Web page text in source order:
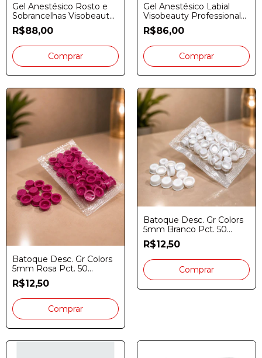
Gel Anestésico Rosto e
Sobrancelhas Visobeauty
Professional 15G
R$88,00
Gel Anestésico Labial
Visobeauty Professional
15gr
R$86,00
Batoque Desc. Gr Colors
5mm Rosa Pct. 50
Unidades
R$12,50
Batoque Desc. Gr Colors
5mm Branco Pct. 50
Unidades
R$12,50